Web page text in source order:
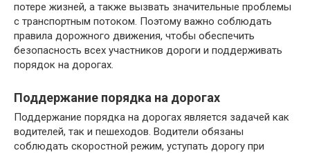
потере жизней, а также вызвать значительные проблемы
с транспортным потоком. Поэтому важно соблюдать
правила дорожного движения, чтобы обеспечить
безопасность всех участников дороги и поддерживать
порядок на дорогах.
Поддержание порядка на дорогах
Поддержание порядка на дорогах является задачей как
водителей, так и пешеходов. Водители обязаны
соблюдать скоростной режим, уступать дорогу при